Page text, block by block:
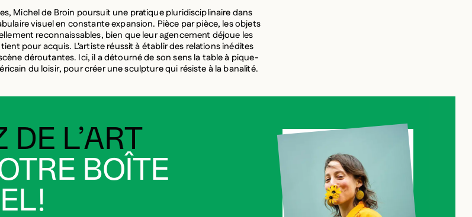
Michel de Broin poursuit une pratique pluridisciplinaire dans
visuel en constante expansion. Pièce par pièce, les objets
reconnaissables, bien que leur agencement déjoue les
pour acquis. L’artiste réussit à établir des relations inédites
déroutantes. Ici, il a détourné de son sens la table à pique-
du loisir, pour créer une sculpture qui résiste à la banalité.
DE L’ART
BOÎTE